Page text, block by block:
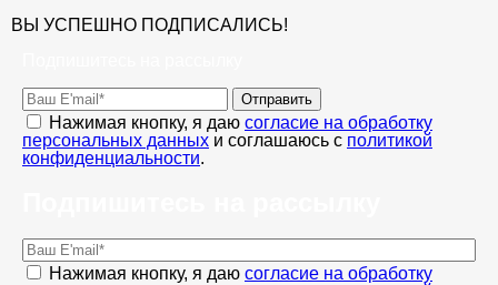
ВЫ УСПЕШНО ПОДПИСАЛИСЬ!
Отправить
Нажимая кнопку, я даю согласие на обработку
персональных данных и соглашаюсь с политикой
конфиденциальности.
Нажимая кнопку, я даю согласие на обработку